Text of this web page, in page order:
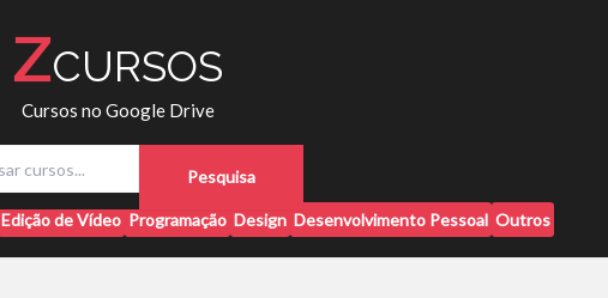
ZCURSOS
Cursos no Google Drive
q
Pesquisa
Edição de Vídeo Programação Design Desenvolvimento Pessoal Outros